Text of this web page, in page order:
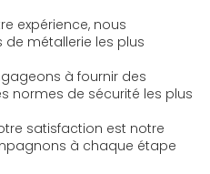
expérience, nous
métallerie les plus
à fournir des
normes de sécurité les plus
satisfaction est notre
à chaque étape